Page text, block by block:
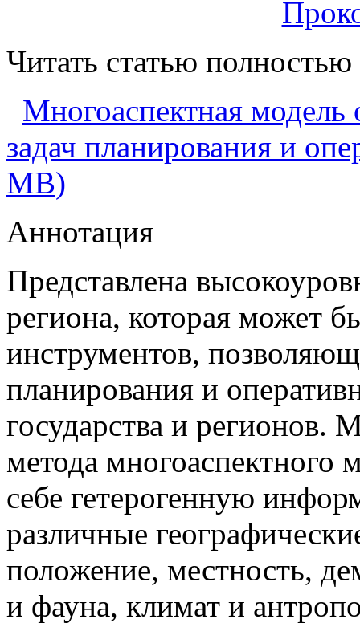
Читать статью полностью
Многоаспектная
задач планирования и
MB)
Аннотация
Представлена
региона, которая может
инструментов,
планирования и
государства и регионов.
метода многоаспектного
себе гетерогенную
различные
положение, местность,
и фауна, климат и